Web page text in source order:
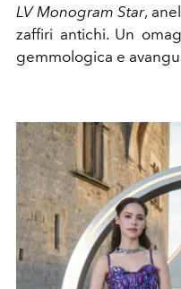
LV Monogram Star,
zaffiri antichi. Un
gemmologica e